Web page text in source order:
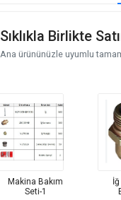
Sıklıkla Birlikte
Ana ürününüzle uyumlu
Makina Bakım
Seti-1